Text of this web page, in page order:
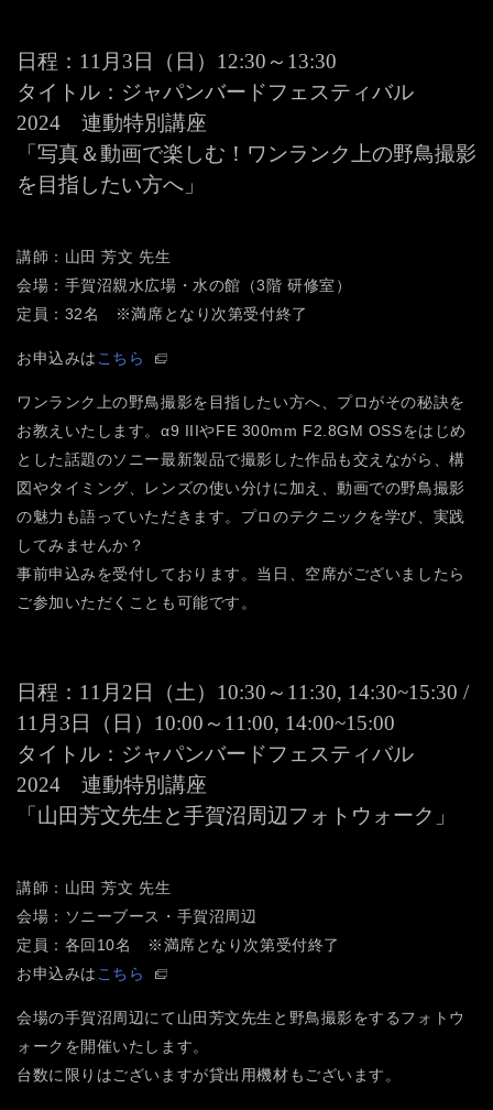
日程：11月3日（日）12:30～13:30
タイトル：ジャパンバードフェスティバル
2024 連動特別講座
「写真＆動画で楽しむ！ワンランク上の野鳥撮影
を目指したい方へ」
講師：山田 芳文 先生
会場：手賀沼親水広場・水の館（3階 研修室）
定員：32名 ※満席となり次第受付終了
お申込みはこちら
ワンランク上の野鳥撮影を目指したい方へ、プロがその秘訣を
お教えいたします。α9 IIIやFE 300mm F2.8GM OSSをはじめ
とした話題のソニー最新製品で撮影した作品も交えながら、構
図やタイミング、レンズの使い分けに加え、動画での野鳥撮影
の魅力も語っていただきます。プロのテクニックを学び、実践
してみませんか？
事前申込みを受付しております。当日、空席がございましたら
ご参加いただくことも可能です。
日程：11月2日（土）10:30～11:30, 14:30~15:30 /
11月3日（日）10:00～11:00, 14:00~15:00
タイトル：ジャパンバードフェスティバル
2024 連動特別講座
「山田芳文先生と手賀沼周辺フォトウォーク」
講師：山田 芳文 先生
会場：ソニーブース・手賀沼周辺
定員：各回10名 ※満席となり次第受付終了
お申込みはこちら
会場の手賀沼周辺にて山田芳文先生と野鳥撮影をするフォトウ
ォークを開催いたします。
台数に限りはございますが貸出用機材もございます。